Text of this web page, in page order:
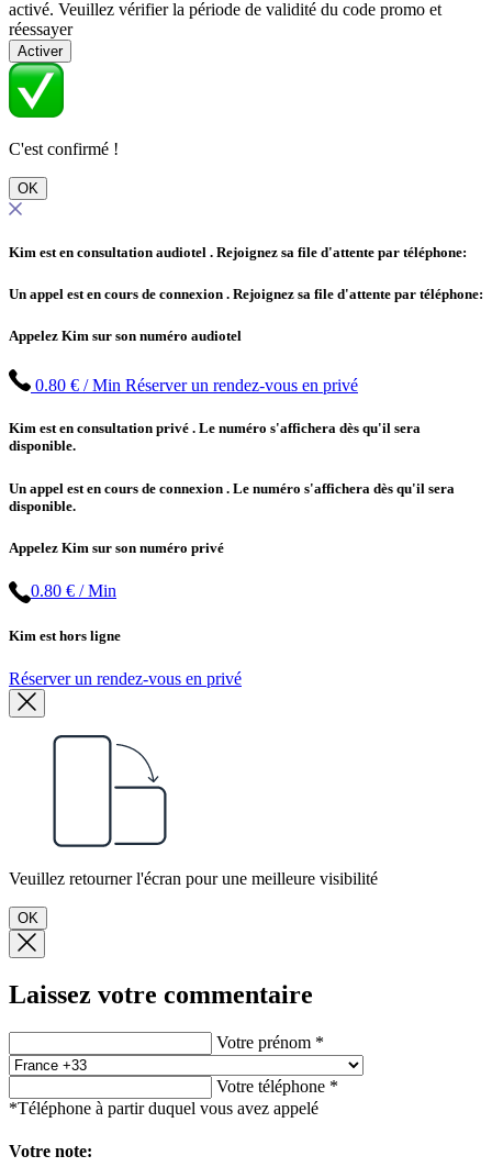
activé. Veuillez vérifier la période de validité du code promo et
réessayer
Activer
C'est confirmé !
OK
Kim est en consultation audiotel . Rejoignez sa file d'attente par téléphone:
Un appel est en cours de connexion . Rejoignez sa file d'attente par téléphone:
Appelez Kim sur son numéro audiotel
0.80 € / Min Réserver un rendez-vous en privé
Kim est en consultation privé . Le numéro s'affichera dès qu'il sera
disponible.
Un appel est en cours de connexion . Le numéro s'affichera dès qu'il sera
disponible.
Appelez Kim sur son numéro privé
0.80 € / Min
Kim est hors ligne
Réserver un rendez-vous en privé
Veuillez retourner l'écran pour une meilleure visibilité
OK
Laissez votre commentaire
Votre prénom *
Votre téléphone *
*Téléphone à partir duquel vous avez appelé
Votre note: